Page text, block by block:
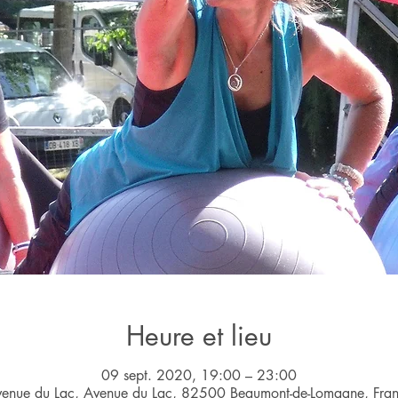
Heure et lieu
09 sept. 2020, 19:00 – 23:00
du Lac, Avenue du Lac, 82500 Beaumont-de-Lomagne,